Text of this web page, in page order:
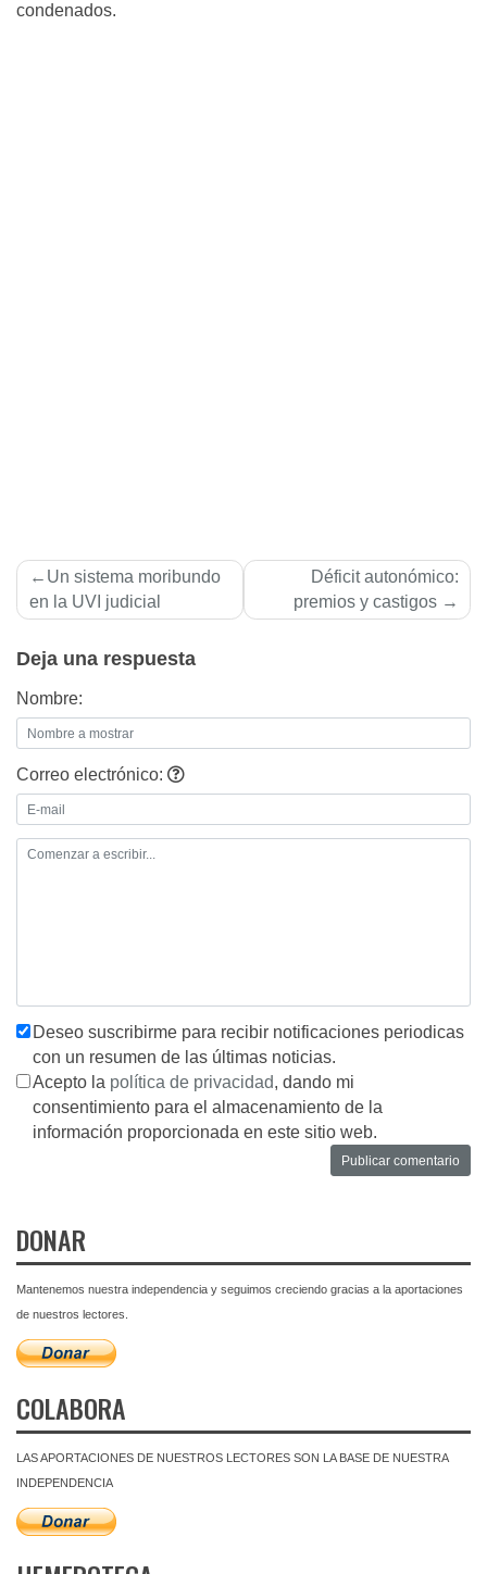
condenados.
Navegación
de
Un sistema moribundo
en la UVI judicial
Déficit autonómico:
premios y castigos
Deja una respuesta
Nombre:
Correo electrónico:
Deseo suscribirme para recibir notificaciones periodicas
con un resumen de las últimas noticias.
Acepto la política de privacidad, dando mi
consentimiento para el almacenamiento de la
información proporcionada en este sitio web.
DONAR
Mantenemos nuestra independencia y seguimos creciendo gracias a la aportaciones
de nuestros lectores.
COLABORA
LAS APORTACIONES DE NUESTROS LECTORES SON LA BASE DE NUESTRA
INDEPENDENCIA